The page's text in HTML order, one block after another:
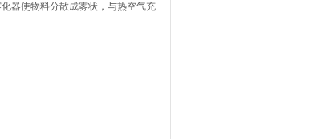
器使物料分散成雾状，与热空气充